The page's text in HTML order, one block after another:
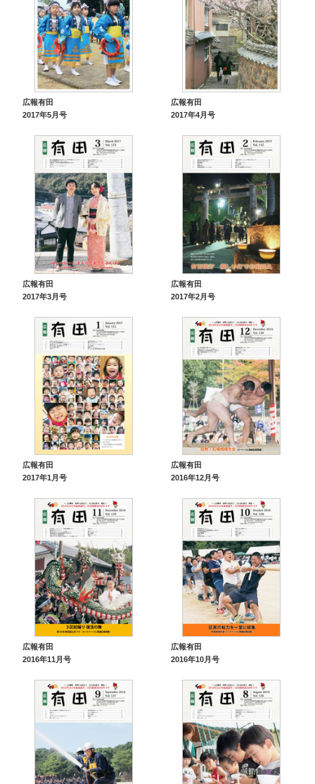
広報有田
2017年5月号
広報有田
2017年4月号
広報有田
2017年3月号
広報有田
2017年2月号
広報有田
2017年1月号
広報有田
2016年12月号
広報有田
2016年11月号
広報有田
2016年10月号